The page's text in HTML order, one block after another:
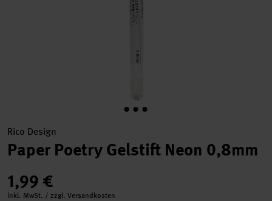
Rico Design
Paper Poetry Gelstift Neon 0,8mm
1,99 €
inkl. MwSt. / zzgl. Versandkosten